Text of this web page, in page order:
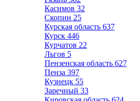
Касимов 32
Скопин 25
Курская область 637
Курск 446
Курчатов 22
Льгов 5
Пензенская область 627
Пенза 397
Кузнецк 55
Заречный 33